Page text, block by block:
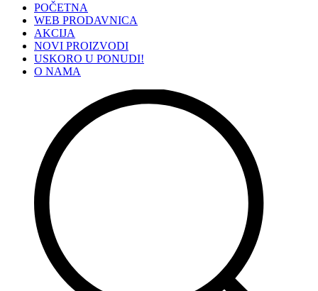
POČETNA
WEB PRODAVNICA
AKCIJA
NOVI PROIZVODI
USKORO U PONUDI!
O NAMA